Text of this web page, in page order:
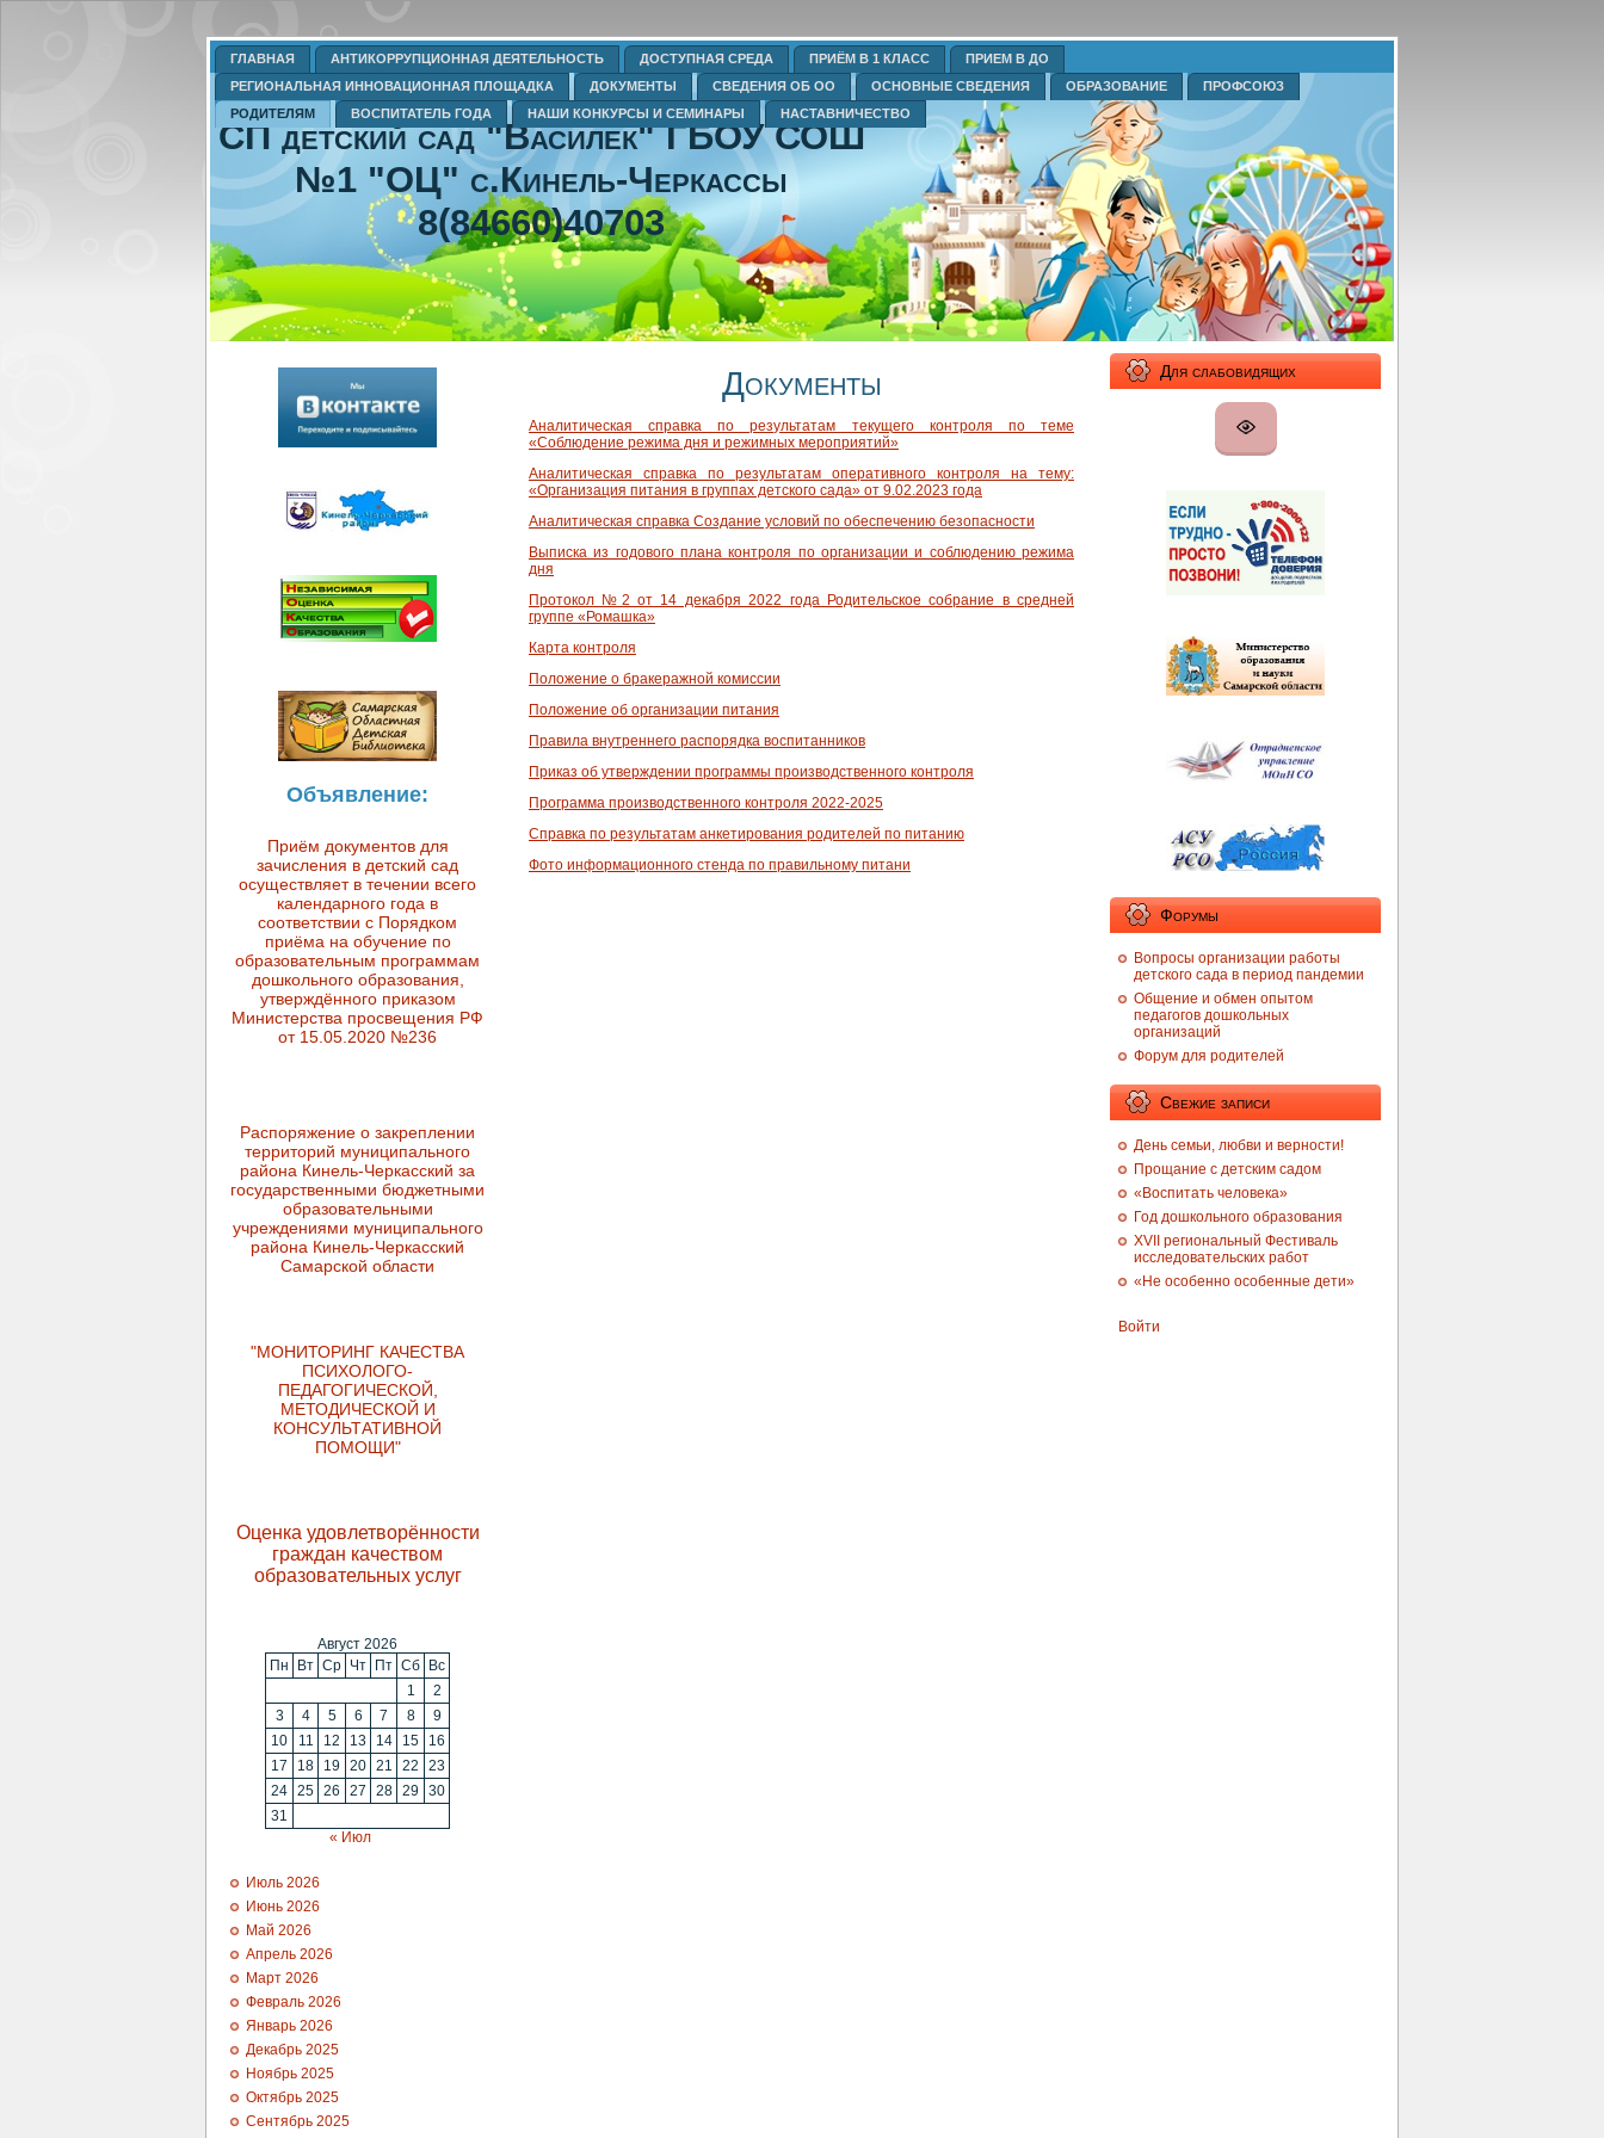
ГЛАВНАЯ АНТИКОРРУПЦИОННАЯ ДЕЯТЕЛЬНОСТЬ ДОСТУПНАЯ СРЕДА ПРИЁМ В 1 КЛАСС
ПРИЕМ В ДО
РЕГИОНАЛЬНАЯ ИННОВАЦИОННАЯ ПЛОЩАДКА
ДОКУМЕНТЫ СВЕДЕНИЯ ОБ ОО ОСНОВНЫЕ СВЕДЕНИЯ ОБРАЗОВАНИЕ
ПРОФСОЮЗ
РОДИТЕЛЯМ
ВОСПИТАТЕЛЬ ГОДА НАШИ КОНКУРСЫ И СЕМИНАРЫ НАСТАВНИЧЕСТВО
СП детский сад "Василек" ГБОУ СОШ
№1 "ОЦ" с.Кинель-Черкассы
8(84660)40703
Объявление:
Приём документов для
зачисления в детский сад
осуществляет в течении всего
календарного года в
соответствии с Порядком
приёма на обучение по
образовательным программам
дошкольного образования,
утверждённого приказом
Министерства просвещения РФ
от 15.05.2020 №236
Распоряжение о закреплении
территорий муниципального
района Кинель-Черкасский за
государственными бюджетными
образовательными
учреждениями муниципального
района Кинель-Черкасский
Самарской области
"МОНИТОРИНГ КАЧЕСТВА
ПСИХОЛОГО-
ПЕДАГОГИЧЕСКОЙ,
МЕТОДИЧЕСКОЙ И
КОНСУЛЬТАТИВНОЙ
ПОМОЩИ"
Оценка удовлетворённости
граждан качеством
образовательных услуг
Август 2026
Пн
Вт Ср Чт Пт Сб
Вс
1
2
3
4 5 6 7 8
9
10
11 12 13 14 15
16
17
18 19 20 21 22
23
24 25 26 27 28 29
30
31
« Июл
Июль 2026
Июнь 2026
Май 2026
Апрель 2026
Март 2026
Февраль 2026
Январь 2026
Декабрь 2025
Ноябрь 2025
Октябрь 2025
Сентябрь 2025
Документы
Аналитическая справка по результатам текущего контроля по теме
«Соблюдение режима дня и режимных мероприятий»
Аналитическая справка по результатам оперативного контроля на тему:
«Организация питания в группах детского сада» от 9.02.2023 года
Аналитическая справка Создание условий по обеспечению безопасности
Выписка из годового плана контроля по организации и соблюдению режима
дня
Протокол №2 от 14 декабря 2022 года Родительское собрание в средней
группе «Ромашка»
Карта контроля
Положение о бракеражной комиссии
Положение об организации питания
Правила внутреннего распорядка воспитанников
Приказ об утверждении программы производственного контроля
Программа производственного контроля 2022-2025
Справка по результатам анкетирования родителей по питанию
Фото информационного стенда по правильному питани
Для слабовидящих
Форумы
Вопросы организации работы
детского сада в период пандемии
Общение и обмен опытом
педагогов дошкольных
организаций
Форум для родителей
Свежие записи
День семьи, любви и верности!
Прощание с детским садом
«Воспитать человека»
Год дошкольного образования
XVII региональный Фестиваль
исследовательских работ
«Не особенно особенные дети»
Войти